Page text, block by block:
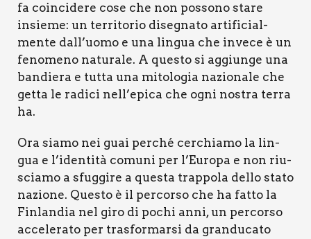
fa coin­ci­de­re cose che non pos­so­no sta­re
insie­me: un ter­ri­to­rio dise­gna­to arti­fi­cial­
men­te dall’uomo e una lin­gua che inve­ce è un
feno­me­no natu­ra­le. A que­sto si aggiun­ge una
ban­die­ra e tut­ta una mito­lo­gia nazio­na­le che
get­ta le radi­ci nell’epica che ogni nostra ter­ra
ha.
Ora sia­mo nei guai per­ché cer­chia­mo la lin­
gua e l’identità comu­ni per l’Europa e non riu­
scia­mo a sfug­gi­re a que­sta trap­po­la del­lo sta­to
nazio­ne. Que­sto è il per­cor­so che ha fat­to la
Fin­lan­dia nel giro di pochi anni, un per­cor­so
acce­le­ra­to per tra­sfor­mar­si da gran­du­ca­to